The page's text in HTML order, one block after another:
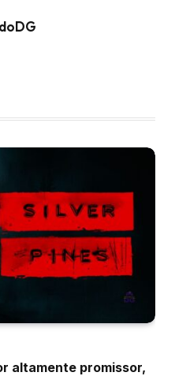
altamente promissor,